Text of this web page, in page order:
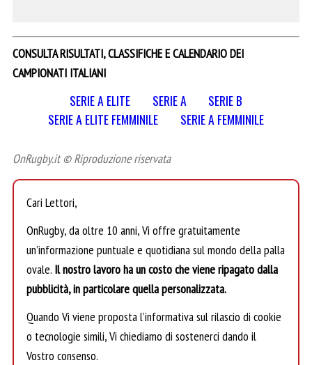
CONSULTA RISULTATI, CLASSIFICHE E CALENDARIO DEI
CAMPIONATI ITALIANI
SERIE A ELITE SERIE A
SERIE B
SERIE A ELITE FEMMINILE
SERIE A FEMMINILE
OnRugby.it © Riproduzione riservata
Cari Lettori,
OnRugby, da oltre 10 anni, Vi offre gratuitamente
un’informazione puntuale e quotidiana sul mondo della palla
ovale. Il nostro lavoro ha un costo che viene ripagato dalla
pubblicità, in particolare quella personalizzata.
Quando Vi viene proposta l’informativa sul rilascio di cookie
o tecnologie simili, Vi chiediamo di sostenerci dando il
Vostro consenso.